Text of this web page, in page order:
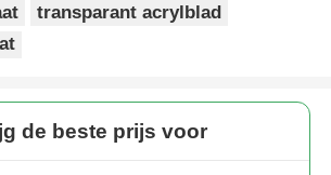
transparant acrylblad
de beste prijs voor